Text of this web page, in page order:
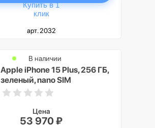
Купить в 1
клик
арт. 2032
Apple iPhone 15 Plus, 256 ГБ,
зеленый, nano SIM
В наличии
Цена
53 970 ₽